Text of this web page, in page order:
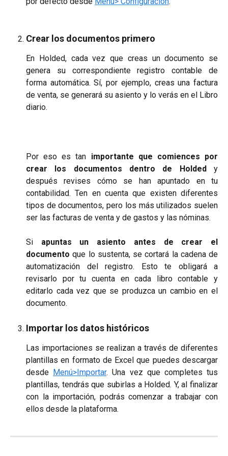
Crear los documentos primero
En Holded, cada vez que creas un documento se
genera su correspondiente registro contable de
forma automática. Sí, por ejemplo, creas una factura
de venta, se generará su asiento y lo verás en el Libro
diario.
Por eso es tan importante que comiences por
crear los documentos dentro de Holdedy
después revises cómo se han apuntado en tu
contabilidad. Ten en cuenta que existen diferentes
tipos de documentos, pero los más utilizados suelen
ser las facturas de venta y de gastos y las nóminas.
Si apuntas un asiento antes de crear el
documento que lo sustenta, se cortará la cadena de
automatización del registro. Esto te obligará a
revisarlo por tu cuenta en cada libro contable y
editarlo cada vez que se produzca un cambio en el
documento.
Importar los datos históricos
Las importaciones se realizan a través de diferentes
plantillas en formato de Excel que puedes descargar
desde Menú>Importar. Una vez que completes tus
plantillas, tendrás que subirlas a Holded. Y, al finalizar
con la importación, podrás comenzar a trabajar con
ellos desde la plataforma.